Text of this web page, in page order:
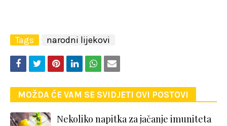
Tags narodni lijekovi
MOŽDA ĆE VAM SE SVIDJETI OVI POSTOVI
Nekoliko napitka za jačanje imuniteta